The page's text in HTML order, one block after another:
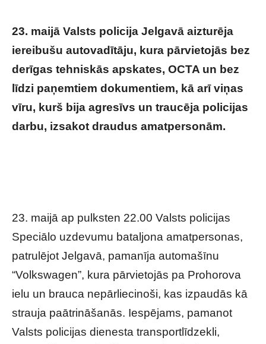
23. maijā Valsts policija Jelgavā aizturēja
iereibušu autovadītāju, kura pārvietojās bez
derīgas tehniskās apskates, OCTA un bez
līdzi paņemtiem dokumentiem, kā arī viņas
vīru, kurš bija agresīvs un traucēja policijas
darbu, izsakot draudus amatpersonām.
23. maijā ap pulksten 22.00 Valsts policijas
Speciālo uzdevumu bataljona amatpersonas,
patrulējot Jelgavā, pamanīja automašīnu
“Volkswagen”, kura pārvietojās pa Prohorova
ielu un brauca nepārliecinoši, kas izpaudās kā
strauja paātrināšanās. Iespējams, pamanot
Valsts policijas dienesta transportlīdzekli,